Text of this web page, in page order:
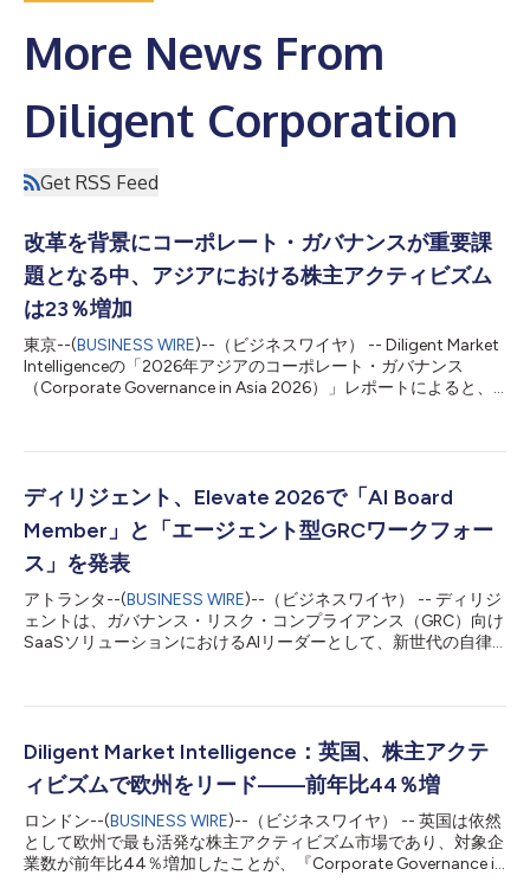
More News From
Diligent Corporation
Get RSS Feed
改革を背景にコーポレート・ガバナンスが重要課
題となる中、アジアにおける株主アクティビズム
は23％増加
東京--(BUSINESS WIRE)--（ビジネスワイヤ） -- Diligent Market
Intelligenceの「2026年アジアのコーポレート・ガバナンス
（Corporate Governance in Asia 2026）」レポートによると、
る中、2025年には活動が約23％増加しました。 2025年には、
し、この数は2024年の203社から増加しています。この動き
は、アクティビストが100社以上の発行体を対象としたことで、
2026年第1四半期にも継続しました。 コーポレート・ガバナンス
に関する問題は、2026年第1四半期のアクティビストによる要求
の約3分の1、そして2025年の全要求の4分の1を占めており、こ
れは政府や規制当局による改革が、ガバナンスを重要課題に押し
上げていることを反映しています。 アクティビズムの主要推進
国として台頭する日本 日本はアジア域内におけるアクティビズ
ディリジェント、Elevate 2026で「AI Board
Member」と「エージェント型GRCワークフォー
ス」を発表
アトランタ--(BUSINESS WIRE)--（ビジネスワイヤ） -- ディリジ
ェントは、ガバナンス・リスク・コンプライアンス（GRC）向け
SaaSソリューションにおけるAIリーダーとして、新世代の自律
Platform全体に組み込まれたエージェントの協調ネットワークが
ージェントは、ガバナンス、リスク、コンプライアンスおよびサ
ードパーティ管理にわたる複数ステップのワークフローを自動化
し、組織に追加の人員を増やすことなく「GRCマネージャー」に
相当する効果をもたらします。 「AIは、それを活用するチームの
能力を飛躍的に高めます。取締役会も例外ではありません」と、
ディリジェントの社長兼CEOであるブライアン・スタッフォード
は述べています。「AI Board Memberと、Diligent One Platform
Diligent Market Intelligence：英国、株主アクテ
ィビズムで欧州をリード——前年比44％増
ロンドン--(BUSINESS WIRE)--（ビジネスワイヤ） -- 英国は依然
として欧州で最も活発な株主アクティビズム市場であり、対象企
業数が前年比44％増加したことが、『Corporate Governance in